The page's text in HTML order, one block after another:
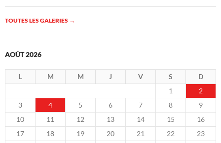
TOUTES LES GALERIES →
AOÛT 2026
L M M J V S
D
1
2
3
4 5 6 7 8
9
10
11 12 13 14 15
16
17
18 19 20 21 22
23